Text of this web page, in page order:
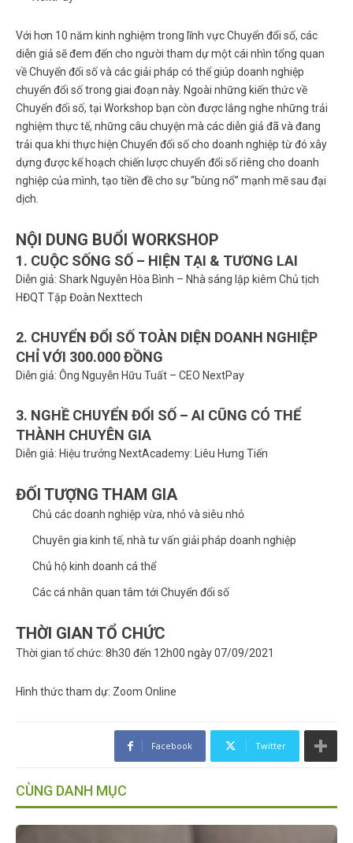
Với hơn 10 năm kinh nghiệm trong lĩnh vực Chuyển đổi số, các
diễn giả sẽ đem đến cho người tham dự một cái nhìn tổng quan
về Chuyển đổi số và các giải pháp có thể giúp doanh nghiệp
chuyển đổi số trong giai đoạn này. Ngoài những kiến thức về
Chuyển đổi số, tại Workshop bạn còn được lắng nghe những trải
nghiệm thực tế, những câu chuyện mà các diễn giả đã và đang
trải qua khi thực hiện Chuyển đổi số cho doanh nghiệp từ đó xây
dựng được kế hoạch chiến lược chuyển đổi số riêng cho doanh
nghiệp của mình, tạo tiền đề cho sự “bùng nổ” mạnh mẽ sau đại
dịch.
NỘI DUNG BUỔI WORKSHOP
1. CUỘC SỐNG SỐ – HIỆN TẠI & TƯƠNG LAI
Diễn giả: Shark Nguyễn Hòa Bình – Nhà sáng lập kiêm Chủ tịch
HĐQT Tập Đoàn Nexttech
2. CHUYỂN ĐỔI SỐ TOÀN DIỆN DOANH NGHIỆP
CHỈ VỚI 300.000 ĐỒNG
Diễn giả: Ông Nguyễn Hữu Tuất – CEO NextPay
3. NGHỀ CHUYỂN ĐỔI SỐ – AI CŨNG CÓ THỂ
THÀNH CHUYÊN GIA
Diễn giả: Hiệu trưởng NextAcademy: Liêu Hưng Tiến
ĐỐI TƯỢNG THAM GIA
Chủ các doanh nghiệp vừa, nhỏ và siêu nhỏ
Chuyên gia kinh tế, nhà tư vấn giải pháp doanh nghiệp
Chủ hộ kinh doanh cá thể
Các cá nhân quan tâm tới Chuyển đổi số
THỜI GIAN TỔ CHỨC
Thời gian tổ chức: 8h30 đến 12h00 ngày 07/09/2021
Hình thức tham dự: Zoom Online
Facebook Twitter
CÙNG DANH MỤC